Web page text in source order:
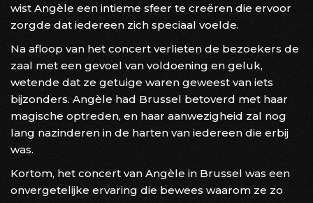
wist Angèle een intieme sfeer te creëren die ervoor
zorgde dat iedereen zich speciaal voelde.
Na afloop van het concert verlieten de bezoekers de
zaal met een gevoel van voldoening en geluk,
wetende dat ze getuige waren geweest van iets
bijzonders. Angèle had Brussel betoverd met haar
magische optreden, en haar aanwezigheid zal nog
lang nazinderen in de harten van iedereen die erbij
was.
Kortom, het concert van Angèle in Brussel was een
onvergetelijke ervaring die bewees waarom ze zo